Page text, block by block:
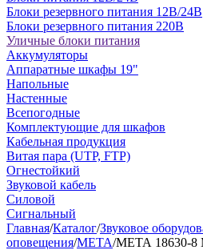
Блоки резервного питания 12В/24В
Блоки резервного питания 220В
Уличные блоки питания
Аккумуляторы
Аппаратные шкафы 19"
Напольные
Настенные
Всепогодные
Комплектующие для шкафов
Кабельная продукция
Витая пара (UTP, FTP)
Огнестойкий
Звуковой кабель
Силовой
Сигнальный
Главная/Каталог/Звуковое
оповещения/МЕТА/МЕТА 18630-